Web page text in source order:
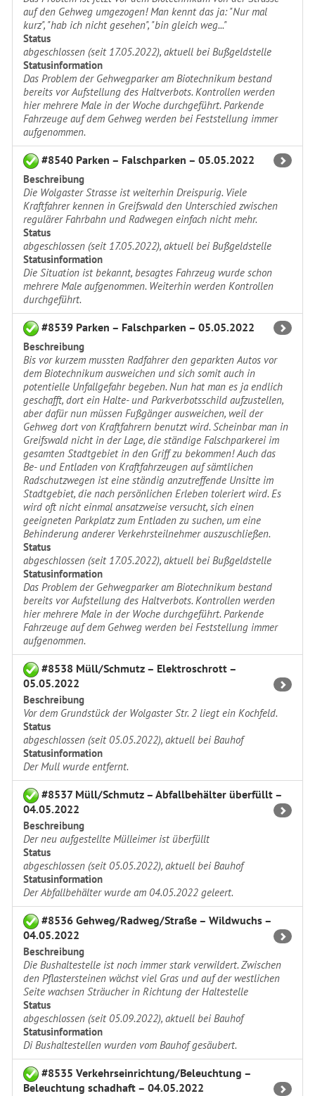
auf den Gehweg umgezogen! Man kennt das ja: "Nur mal
kurz", "hab ich nicht gesehen", "bin gleich weg..."
Status
abgeschlossen (seit 17.05.2022), aktuell bei Bußgeldstelle
Statusinformation
Das Problem der Gehwegparker am Biotechnikum bestand
bereits vor Aufstellung des Haltverbots. Kontrollen werden
hier mehrere Male in der Woche durchgeführt. Parkende
Fahrzeuge auf dem Gehweg werden bei Feststellung immer
aufgenommen.
#8540 Parken – Falschparken – 05.05.2022
Beschreibung
Die Wolgaster Strasse ist weiterhin Dreispurig. Viele
Kraftfahrer kennen in Greifswald den Unterschied zwischen
regulärer Fahrbahn und Radwegen einfach nicht mehr.
Status
abgeschlossen (seit 17.05.2022), aktuell bei Bußgeldstelle
Statusinformation
Die Situation ist bekannt, besagtes Fahrzeug wurde schon
mehrere Male aufgenommen. Weiterhin werden Kontrollen
durchgeführt.
#8539 Parken – Falschparken – 05.05.2022
Beschreibung
Bis vor kurzem mussten Radfahrer den geparkten Autos vor
dem Biotechnikum ausweichen und sich somit auch in
potentielle Unfallgefahr begeben. Nun hat man es ja endlich
geschafft, dort ein Halte- und Parkverbotsschild aufzustellen,
aber dafür nun müssen Fußgänger ausweichen, weil der
Gehweg dort von Kraftfahrern benutzt wird. Scheinbar man in
Greifswald nicht in der Lage, die ständige Falschparkerei im
gesamten Stadtgebiet in den Griff zu bekommen! Auch das
Be- und Entladen von Kraftfahrzeugen auf sämtlichen
Radschutzwegen ist eine ständig anzutreffende Unsitte im
Stadtgebiet, die nach persönlichen Erleben toleriert wird. Es
wird oft nicht einmal ansatzweise versucht, sich einen
geeigneten Parkplatz zum Entladen zu suchen, um eine
Behinderung anderer Verkehrsteilnehmer auszuschließen.
Status
abgeschlossen (seit 17.05.2022), aktuell bei Bußgeldstelle
Statusinformation
Das Problem der Gehwegparker am Biotechnikum bestand
bereits vor Aufstellung des Haltverbots. Kontrollen werden
hier mehrere Male in der Woche durchgeführt. Parkende
Fahrzeuge auf dem Gehweg werden bei Feststellung immer
aufgenommen.
#8538 Müll/Schmutz – Elektroschrott –
05.05.2022
Beschreibung
Vor dem Grundstück der Wolgaster Str. 2 liegt ein Kochfeld.
Status
abgeschlossen (seit 05.05.2022), aktuell bei Bauhof
Statusinformation
Der Mull wurde entfernt.
#8537 Müll/Schmutz – Abfallbehälter überfüllt –
04.05.2022
Beschreibung
Der neu aufgestellte Mülleimer ist überfüllt
Status
abgeschlossen (seit 05.05.2022), aktuell bei Bauhof
Statusinformation
Der Abfallbehälter wurde am 04.05.2022 geleert.
#8536 Gehweg/Radweg/Straße – Wildwuchs –
04.05.2022
Beschreibung
Die Bushaltestelle ist noch immer stark verwildert. Zwischen
den Pflastersteinen wächst viel Gras und auf der westlichen
Seite wachsen Sträucher in Richtung der Haltestelle
Status
abgeschlossen (seit 05.09.2022), aktuell bei Bauhof
Statusinformation
Di Bushaltestellen wurden vom Bauhof gesäubert.
#8535 Verkehrseinrichtung/Beleuchtung –
Beleuchtung schadhaft – 04.05.2022